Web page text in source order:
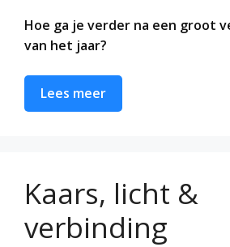
Hoe ga je verder na een groot
van het jaar?
Lees meer
Kaars, licht &
verbinding